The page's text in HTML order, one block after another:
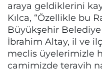
araya geldiklerini
Kılca, “Özellikle bu
Büyükşehir Belediye
İbrahim Altay, il ve
meclis üyelerimizle
camimizde teravih